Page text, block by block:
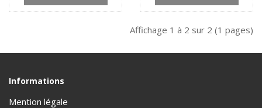
Affichage 1 à 2 sur 2 (1 pages)
Informations
Mention légale